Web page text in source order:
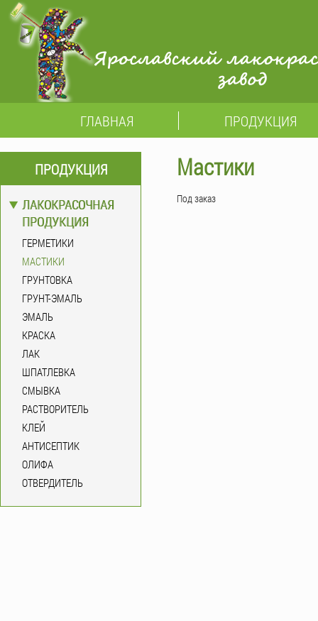
ГЛАВНАЯ ПРОДУКЦИЯ
ПРОДУКЦИЯ
ЛАКОКРАСОЧНАЯ
ПРОДУКЦИЯ
ГЕРМЕТИКИ
МАСТИКИ
ГРУНТОВКА
ГРУНТ-ЭМАЛЬ
ЭМАЛЬ
КРАСКА
ЛАК
ШПАТЛЕВКА
СМЫВКА
РАСТВОРИТЕЛЬ
КЛЕЙ
АНТИСЕПТИК
ОЛИФА
ОТВЕРДИТЕЛЬ
Мастики
Под заказ